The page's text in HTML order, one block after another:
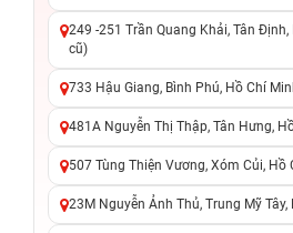
249 -251 Trần Quang Khải, Tân Định,
cũ)
733 Hậu Giang, Bình Phú, Hồ Chí
481A Nguyễn Thị Thập, Tân Hưng,
507 Tùng Thiện Vương, Xóm Củi, Hồ
23M Nguyễn Ảnh Thủ, Trung Mỹ